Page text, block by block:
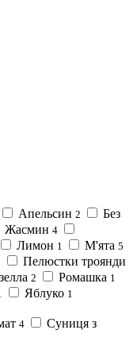
Апельсин 2
Без
Жасмин 4
Лимон 1 М'ята 5
Пелюстки троянди
2 Ромашка 1
Яблуко 1
4
Суниця з